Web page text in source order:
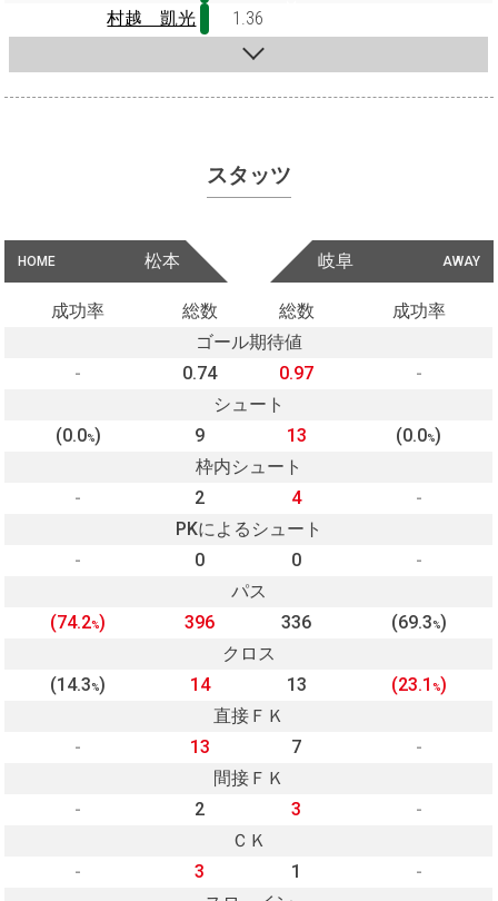
村越 凱光
1.36
スタッツ
HOME 松本 AWAY
岐阜
成功率 総数 総数
成功率
ゴール期待値
-
0.74 0.97
-
シュート
(0.0%) 9 13 (0.0%)
枠内シュート
-
2 4
-
PKによるシュート
-
0 0
-
パス
(74.2%) 396 336 (69.3%)
クロス
(14.3%) 14 13 (23.1 %)
直接ＦＫ
-
13 7
-
間接ＦＫ
-
2 3
-
ＣＫ
-
3 1
-